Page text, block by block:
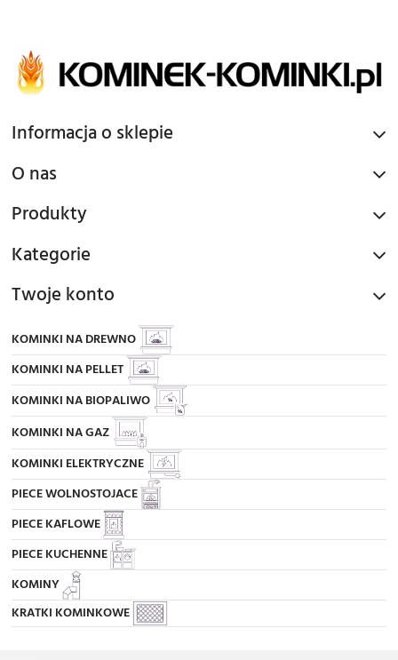
Informacja o sklepie
O nas
Produkty
Kategorie
Twoje konto
KOMINKI NA DREWNO
KOMINKI NA PELLET
KOMINKI NA BIOPALIWO
KOMINKI NA GAZ
KOMINKI ELEKTRYCZNE
PIECE WOLNOSTOJACE
PIECE KAFLOWE
PIECE KUCHENNE
KOMINY
KRATKI KOMINKOWE